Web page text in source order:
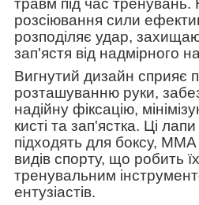
травм під час тренувань.
розсіювання сили
розподіляє удар,
зап'ястя від надмірного
Вигнутий дизайн сприяє
розташуванню руки,
надійну фіксацію,
кисті та зап'ястка. Ці
підходять для боксу,
видів спорту, що робить
тренувальним
ентузіастів.